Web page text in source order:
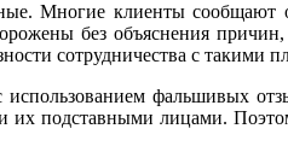
Многие клиенты сообщают
без объяснения
сотрудничества с такими
фальшивых
подставными лицами.